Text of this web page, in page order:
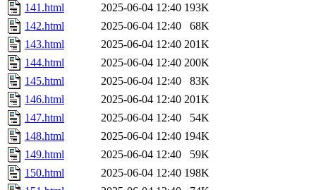
141.html
2025-06-04 12:40 193K
142.html
2025-06-04 12:40
68K
143.html
2025-06-04 12:40 201K
144.html
2025-06-04 12:40 200K
145.html
2025-06-04 12:40
83K
146.html
2025-06-04 12:40 201K
147.html
2025-06-04 12:40
54K
148.html
2025-06-04 12:40 194K
149.html
2025-06-04 12:40
59K
150.html
2025-06-04 12:40 198K